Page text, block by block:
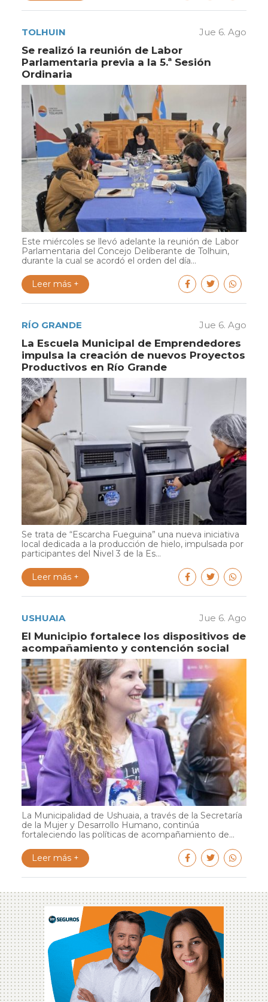
TOLHUIN Jue 6. Ago
Se realizó la reunión de Labor
Parlamentaria previa a la 5.ª Sesión
Ordinaria
Este miércoles se llevó adelante la reunión de Labor
Parlamentaria del Concejo Deliberante de Tolhuin,
durante la cual se acordó el orden del día...
Leer más +
RÍO GRANDE Jue 6. Ago
La Escuela Municipal de Emprendedores
impulsa la creación de nuevos Proyectos
Productivos en Río Grande
Se trata de “Escarcha Fueguina” una nueva iniciativa
local dedicada a la producción de hielo, impulsada por
participantes del Nivel 3 de la Es...
Leer más +
USHUAIA Jue 6. Ago
El Municipio fortalece los dispositivos de
acompañamiento y contención social
La Municipalidad de Ushuaia, a través de la Secretaría
de la Mujer y Desarrollo Humano, continúa
fortaleciendo las políticas de acompañamiento de...
Leer más +